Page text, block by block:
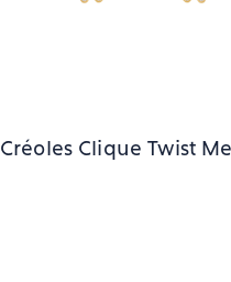
Créoles Clique Twist